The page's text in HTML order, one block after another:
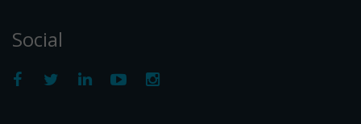
Social